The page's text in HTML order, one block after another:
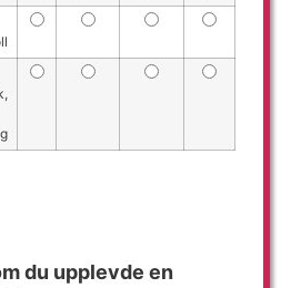
du upplevde en